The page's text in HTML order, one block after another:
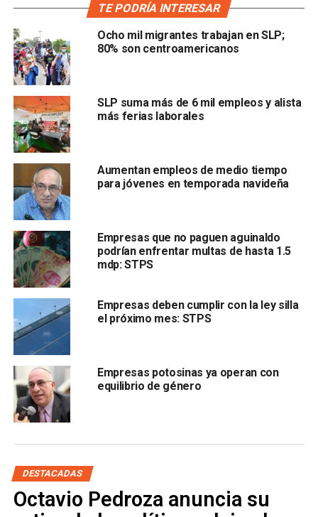
población laboral del estado.
Esto, en relación a lamanifestación de esta mañana,
organizada por ex empleados de la empresa Valeo,
quienes se les debe el pago de sus utilidades
correspondientes al 2016.
El nuevo secretario del Trabajo en la entidad confirmó que
el día de hoy habrá una reunión con directivos de la
con el objetivo de llegar a un acuerdo favorecedor para
todas las partes.
empresarios, los gerentes generales de las
diferentes empresas.
Esas son las indicaciones que tenemos del señor
gobernador, de
oportunidad de atraer la inversión”, explicó.
Sanchez Lara recordó que los ex trabajadores de Valeo
fueron acompañados por un inspector de la STPS, y
recordó que los inconformes ya no son trabajadores
TE PODRÍA INTERESAR
Ocho mil migrantes trabajan en SLP;
80% son centroamericanos
SLP suma más de 6 mil empleos y alista
más ferias laborales
Aumentan empleos de medio tiempo
para jóvenes en temporada navideña
Empresas que no paguen aguinaldo
podrían enfrentar multas de hasta 1.5
mdp: STPS
Empresas deben cumplir con la ley silla
el próximo mes: STPS
Empresas potosinas ya operan con
equilibrio de género
DESTACADAS
Octavio Pedroza anuncia su